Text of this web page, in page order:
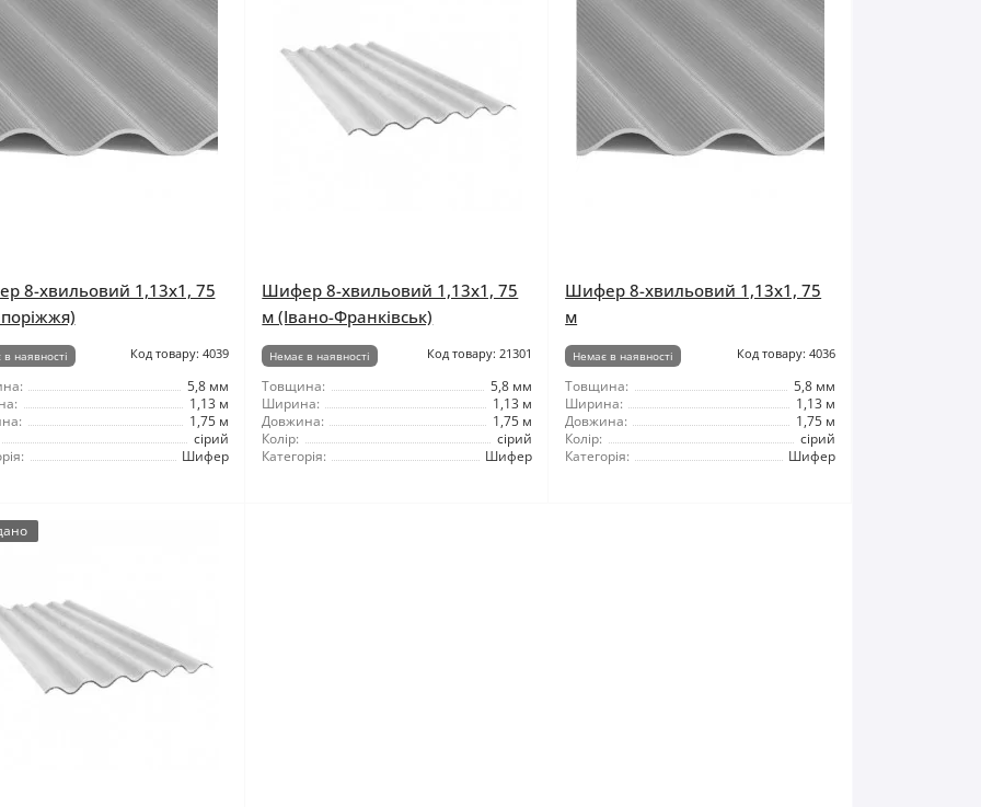
8-хвильовий 1,13x1, 75
наявності Код товару: 4039
5,8 мм
1,13 м
1,75 м
сірий
Шифер
Шифер 8-хвильовий 1,13x1, 75
м (Івано-Франківськ)
Немає в наявності Код товару: 21301
Товщина:
5,8 мм
Ширина:
1,13 м
Довжина:
1,75 м
Колір:
сірий
Категорія:
Шифер
Шифер 8-хвильовий 1,13x1, 75
м
Немає в наявності Код товару: 4036
Товщина:
5,8 мм
Ширина:
1,13 м
Довжина:
1,75 м
Колір:
сірий
Категорія:
Шифер